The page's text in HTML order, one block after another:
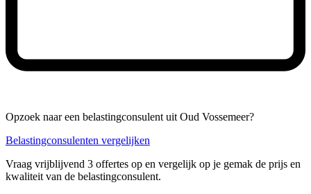
Opzoek naar een belastingconsulent uit Oud Vossemeer?
Belastingconsulenten vergelijken
Vraag vrijblijvend 3 offertes op en vergelijk op je gemak de prijs en
kwaliteit van de belastingconsulent.